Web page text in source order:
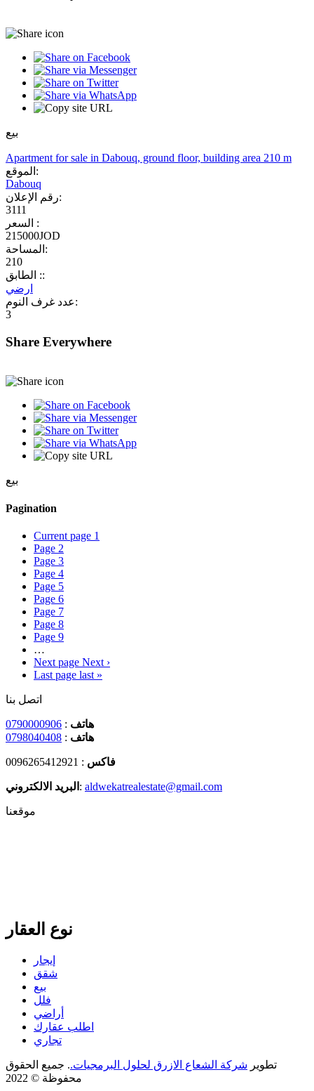
بيع
Apartment for sale in Dabouq, ground floor, building area 210 m
الموقع:
Dabouq
رقم الإعلان:
3111
السعر :
215000JOD
المساحة:
210
الطابق ::
ارضي
عدد غرف النوم:
3
Share Everywhere
بيع
Pagination
Current page 1
Page 2
Page 3
Page 4
Page 5
Page 6
Page 7
Page 8
Page 9
…
Next page Next ›
Last page last »
اتصل بنا
هاتف :
0790000906
هاتف :
0798040408
فاكس : 0096265412921
البريد الالكتروني : aldwekatrealestate@gmail.com
موقعنا
نوع العقار
إيجار
شقق
بيع
فلل
أراضي
اطلب عقارك
تجاري
تطوير شركة الشعاع الازرق لحلول البرمجيات.. جميع الحقوق
محفوظة © 2022